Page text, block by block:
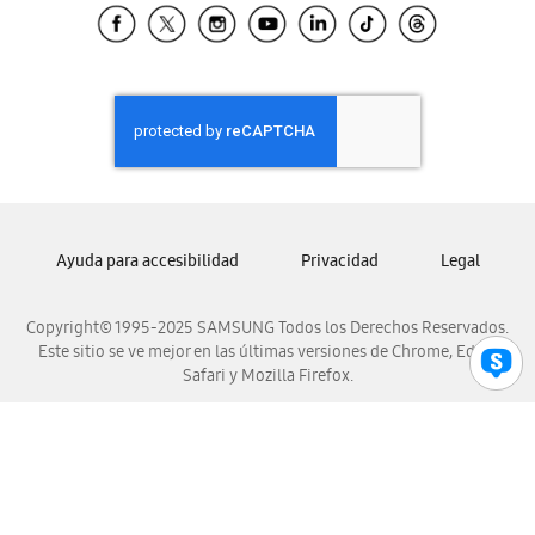
Samsung El Salvador
Samsung Honduras
Samsung Nicaragua
Samsung Panamá
Samsung Venezuela
Copyright© 1995-2025 SAMSUNG Todos los Derechos Reservados.
Este sitio se ve mejor en las últimas versiones de Chrome, Edge,
Safari y Mozilla Firefox.
Ayuda para accesibilidad Privacidad Legal